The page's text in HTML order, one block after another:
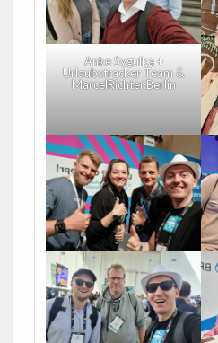
Anke Sygulka +
Urlaubstracker Team &
MarcelRichter.Berlin